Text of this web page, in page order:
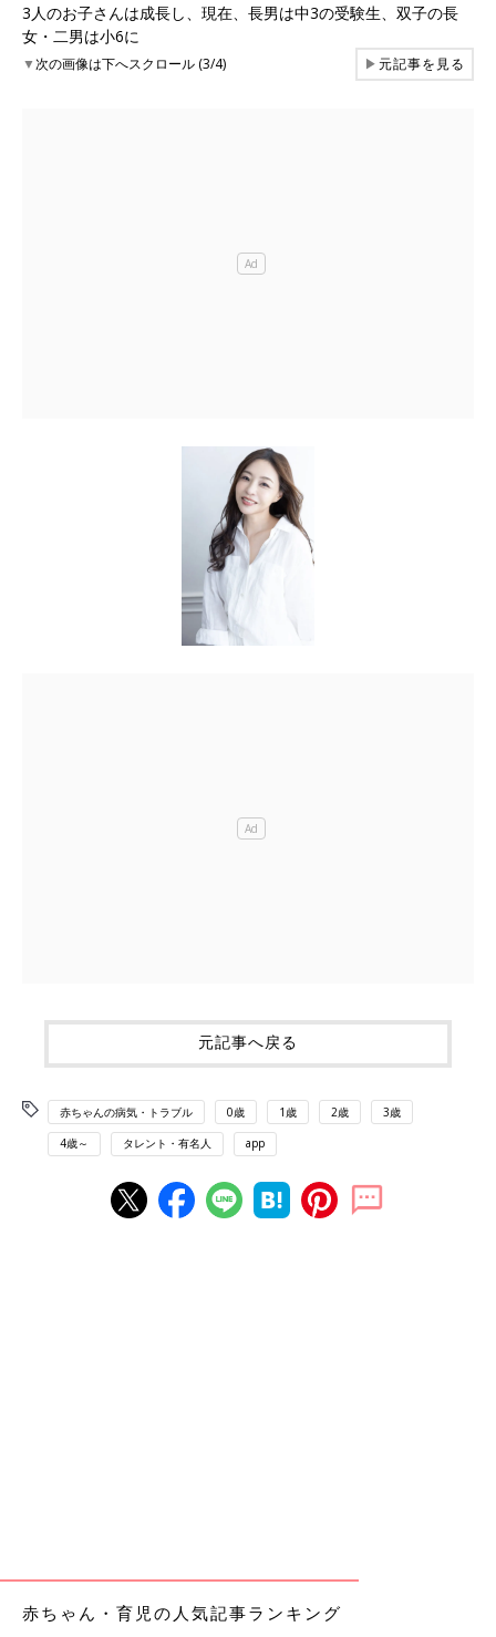
3人のお子さんは成長し、現在、長男は中3の受験生、双子の長
女・二男は小6に
▼次の画像は下へスクロール (3/4) ▶元記事を見る
元記事へ戻る
赤ちゃんの病気・トラブル 0歳 1歳 2歳 3歳
4歳～ タレント・有名人 app
赤ちゃん・育児の人気記事ランキング